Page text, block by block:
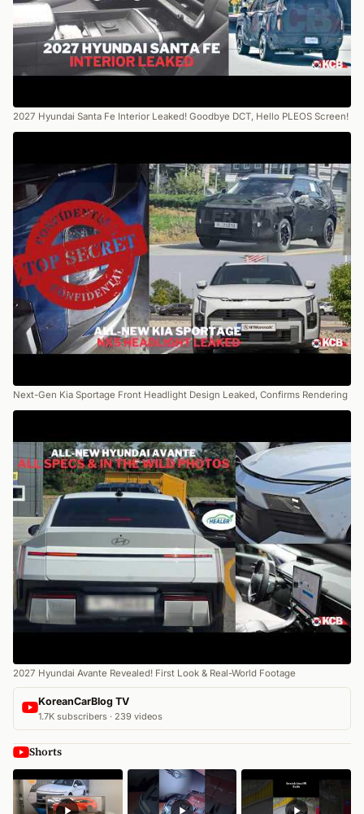
2027 Hyundai Santa Fe Interior Leaked! Goodbye DCT, Hello PLEOS Screen!
Next-Gen Kia Sportage Front Headlight Design Leaked, Confirms Rendering
2027 Hyundai Avante Revealed! First Look & Real-World Footage
KoreanCarBlog TV
1.7K subscribers · 239 videos
Shorts